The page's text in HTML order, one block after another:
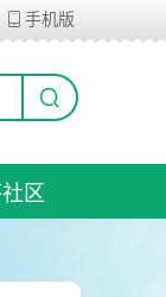
手机版
区